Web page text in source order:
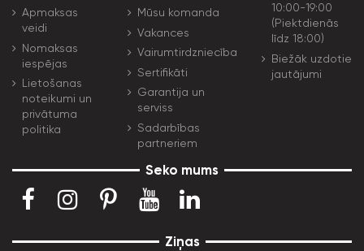
Apmaksas
veidi
Nomaksas
iespējas
Lietošanas
noteikumi un
privātuma
politika
Mūsu komanda
Vakances
Vairumtirdzniecība
Sertifikāti
Garantija un
serviss
Sadarbības
partneriem
10:00-19:00
(Piektdienās
līdz 18:00)
Biežāk uzdotie
jautājumi
Seko mums
Ziņas